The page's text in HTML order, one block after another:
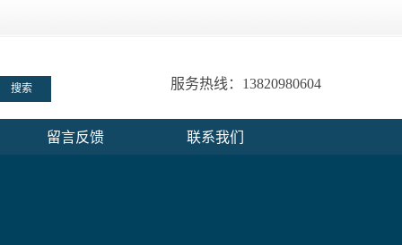
服务热线：13820980604
留言反馈 联系我们